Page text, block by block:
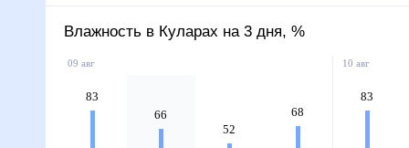
Влажность в Куларах на 3 дня, %
09 авг
83
66
52
68
10 авг
83